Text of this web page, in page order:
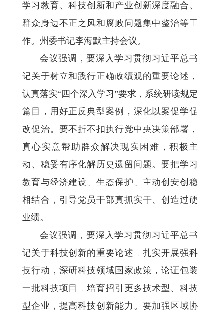
学习教育、科技创新和产业创新深度融合、
群众身边不正之风和腐败问题集中整治等工
作。州委书记李海默主持会议。
会议强调，要深入学习贯彻习近平总书
记关于树立和践行正确政绩观的重要论述，
认真落实“四个深入学习”要求，系统研读规定
篇目，用好正反典型案例，深化以案促学促
改促治。要不折不扣执行党中央决策部署，
真心实意帮助群众解决现实困难，积极主
动、稳妥有序化解历史遗留问题。要把学习
教育与经济建设、生态保护、主动创安创稳
相结合，引导党员干部真抓实干、创造过硬
业绩。
会议强调，要深入学习贯彻习近平总书
记关于科技创新的重要论述，扎实开展强科
技行动，深研科技领域国家政策，论证包装
一批科技项目，培育招引更多技术型、科技
型企业，提高科技创新能力。要加强区域协